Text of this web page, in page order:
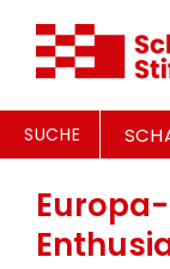
SUCHE
Europa-